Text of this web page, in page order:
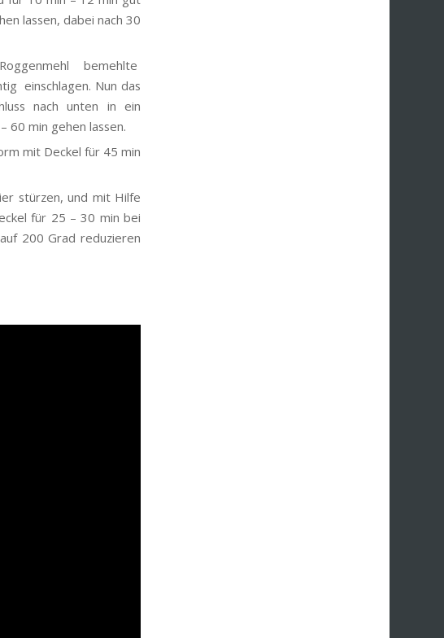
lassen, dabei nach 30
bemehlte
einschlagen. Nun das
nach unten in ein
60 min gehen lassen.
mit Deckel für 45 min
stürzen, und mit Hilfe
für 25 – 30 min bei
200 Grad reduzieren